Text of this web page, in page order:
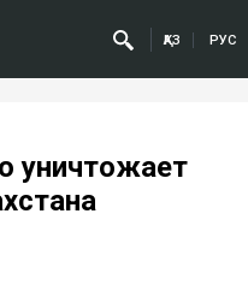
ҚАЗ РУС
уничтожает